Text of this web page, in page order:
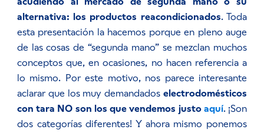
alternativa: los productos reacondicionados. Toda
esta presentación la hacemos porque en pleno auge
de las cosas de “segunda mano” se mezclan muchos
conceptos que, en ocasiones, no hacen referencia a
lo mismo. Por este motivo, nos parece interesante
aclarar que los muy demandadoselectrodomésticos
con tara NO son los que vendemos justo aquí. ¡Son
dos categorías diferentes! Y ahora mismo ponemos